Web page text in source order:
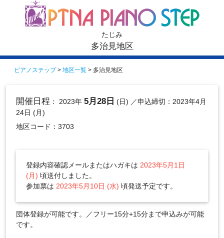
たじみ
多治見地区
ピアノステップ> 地区一覧 > 多治見地区
開催日程 ： 2023年 5月28日 (日) ／申込締切：2023年4月
24日 (月)
地区コード：3703
登録内容確認メールまたはハガキは 2023年5月1日
(月) 頃送付しました。
参加票は 2023年5月10日 (水) 頃発送予定です。
団体登録が可能です。／フリー15分+15分まで申込みが可能
です。